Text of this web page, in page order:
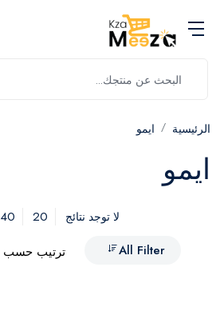
الرئيسية ايمو
ايمو
لا توجد نتائج 20
40
All Filter
ترتيب حسب